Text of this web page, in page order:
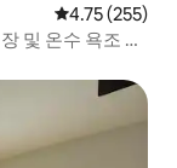
평점 4.75점(5
4.75 (255)
및 온수 욕조 포